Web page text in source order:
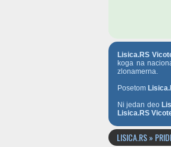
Lisica.RS
koga na
zlonamerna.
Posetom
Ni jedan deo
Lisica.RS
LISICA.RS »